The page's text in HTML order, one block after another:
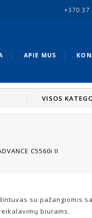
+370 37
APIE MUS
VISOS
C5560i II
su pažangiomis
biurams.